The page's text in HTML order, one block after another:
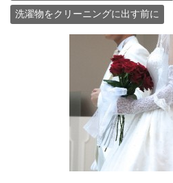
洗濯物をクリーニングに出す前に